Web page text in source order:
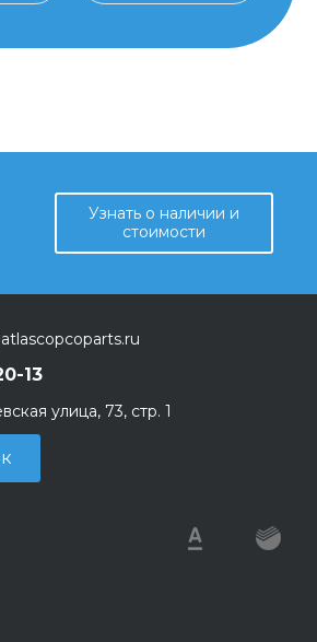
Узнать о наличии и
стоимости
13
улица, 73, стр. 1